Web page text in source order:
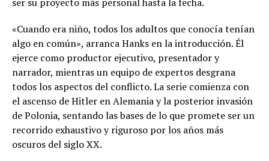
«Cuando era niño, todos los adultos que conocía tenían
algo en común», arranca Hanks en la introducción. Él
ejerce como productor ejecutivo, presentador y
narrador, mientras un equipo de expertos desgrana
todos los aspectos del conflicto. La serie comienza con
el ascenso de Hitler en Alemania y la posterior invasión
de Polonia, sentando las bases de lo que promete ser un
recorrido exhaustivo y riguroso por los años más
oscuros del siglo XX.